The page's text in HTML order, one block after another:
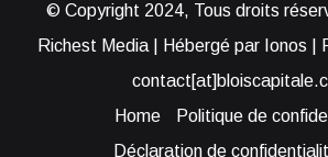
© Copyright 2024, Tous droits
Richest Media | Hébergé par Ionos |
Home
Politique de
Déclaration de